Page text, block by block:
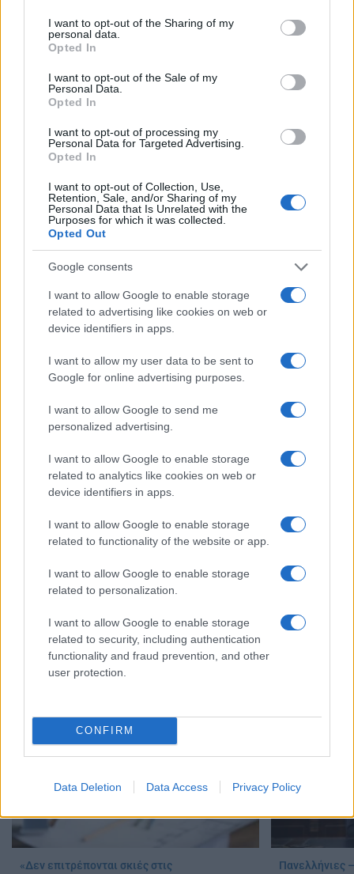
not limited to your visit or usage behaviour. You may click to
grant or deny consent to Google and its third-party tags to
use your data for below specified purposes in below Google
consent section.
I want to opt-out of the Sharing of my
personal data.
Opted In
I want to opt-out of the Sale of my
Personal Data.
Opted In
I want to opt-out of processing my
Personal Data for Targeted Advertising.
Opted In
I want to opt-out of Collection, Use,
Retention, Sale, and/or Sharing of my
Personal Data that Is Unrelated with the
Purposes for which it was collected.
Opted Out
Google consents
I want to allow Google to enable storage
related to advertising like cookies on web or
device identifiers in apps.
I want to allow my user data to be sent to
Google for online advertising purposes.
I want to allow Google to send me
personalized advertising.
I want to allow Google to enable storage
related to analytics like cookies on web or
device identifiers in apps.
I want to allow Google to enable storage
related to functionality of the website or app.
I want to allow Google to enable storage
related to personalization.
I want to allow Google to enable storage
related to security, including authentication
functionality and fraud prevention, and other
user protection.
CONFIRM
Data Deletion Data Access Privacy Policy
TελευταίεςΕιδήσειςγια την Παιδεία και την
Στην Κατηγορία:ΠΑΙΔΕΙΑ
ΑΠΑΝΤΗΣΕΙΣ ΠΑΝΕΛΛΗΝΙΩΝ
ΛΟΓΟΤΕΧΝΙΑ
ΠΡΟΓΡΑΜΜΑ ΠΑΝΕΛΛΗΝΙΩΝ 2025
ΔΙΑΒΑΣΤΕ ΑΚΟΜΑ
Πανελλήνιες: Προβληματισμοί για τη
Απολυτήριο
Υπουργείο
«Δεν επιτρέπονται σκιές στις
Πανελλήνιες